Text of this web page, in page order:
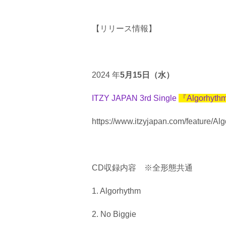
【リリース情報】
2024 年5月15日（水）
ITZY JAPAN 3rd Single 『Algorhythm
https://www.itzyjapan.com/feature/
CD収録内容 ※全形態共通
1. Algorhythm
2. No Biggie